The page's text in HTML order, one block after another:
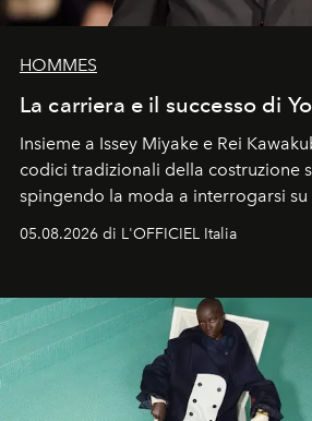
HOMMES
La carriera e il successo di
Insieme a Issey Miyake e Rei
codici tradizionali della costruzione
spingendo la moda a interrogarsi
formali e a ridefinire il concetto
un’impronta indelebile nella storia
05.08.2026 di L'OFFICIEL Italia